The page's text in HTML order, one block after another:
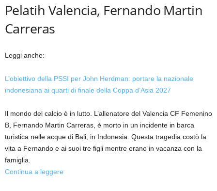
Pelatih Valencia, Fernando Martin
Carreras
Leggi anche:
L’obiettivo della PSSI per John Herdman: portare la nazionale
indonesiana ai quarti di finale della Coppa d’Asia 2027
Il mondo del calcio è in lutto. L’allenatore del Valencia CF Femenino
B, Fernando Martin Carreras, è morto in un incidente in barca
turistica nelle acque di Bali, in Indonesia. Questa tragedia costò la
vita a Fernando e ai suoi tre figli mentre erano in vacanza con la
famiglia.
Continua a leggere